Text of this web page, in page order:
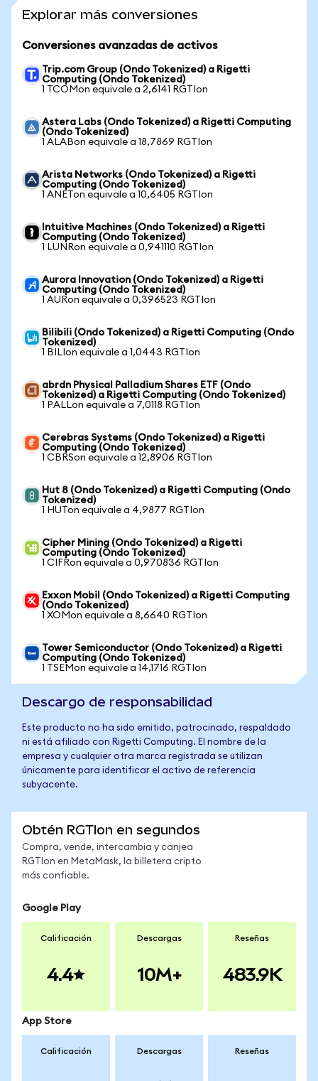
Explorar más conversiones
Conversiones avanzadas de activos
Trip.com Group (Ondo Tokenized) a Rigetti
Computing (Ondo Tokenized)
1 TCOMon equivale a 2,6141 RGTIon
Astera Labs (Ondo Tokenized) a Rigetti Computing
(Ondo Tokenized)
1 ALABon equivale a 18,7869 RGTIon
Arista Networks (Ondo Tokenized) a Rigetti
Computing (Ondo Tokenized)
1 ANETon equivale a 10,6405 RGTIon
Intuitive Machines (Ondo Tokenized) a Rigetti
Computing (Ondo Tokenized)
1 LUNRon equivale a 0,941110 RGTIon
Aurora Innovation (Ondo Tokenized) a Rigetti
Computing (Ondo Tokenized)
1 AURon equivale a 0,396523 RGTIon
Bilibili (Ondo Tokenized) a Rigetti Computing (Ondo
Tokenized)
1 BILIon equivale a 1,0443 RGTIon
abrdn Physical Palladium Shares ETF (Ondo
Tokenized) a Rigetti Computing (Ondo Tokenized)
1 PALLon equivale a 7,0118 RGTIon
Cerebras Systems (Ondo Tokenized) a Rigetti
Computing (Ondo Tokenized)
1 CBRSon equivale a 12,8906 RGTIon
Hut 8 (Ondo Tokenized) a Rigetti Computing (Ondo
Tokenized)
1 HUTon equivale a 4,9877 RGTIon
Cipher Mining (Ondo Tokenized) a Rigetti
Computing (Ondo Tokenized)
1 CIFRon equivale a 0,970836 RGTIon
Exxon Mobil (Ondo Tokenized) a Rigetti Computing
(Ondo Tokenized)
1 XOMon equivale a 8,6640 RGTIon
Tower Semiconductor (Ondo Tokenized) a Rigetti
Computing (Ondo Tokenized)
1 TSEMon equivale a 14,1716 RGTIon
Descargo de responsabilidad
Este producto no ha sido emitido, patrocinado, respaldado
ni está afiliado con Rigetti Computing. El nombre de la
empresa y cualquier otra marca registrada se utilizan
únicamente para identificar el activo de referencia
subyacente.
Obtén RGTIon en segundos
Compra, vende, intercambia y canjea
RGTIon en MetaMask, la billetera cripto
más confiable.
Google Play
Calificación
4.4
Descargas
10M+
Reseñas
483.9K
App Store
Calificación Descargas Reseñas